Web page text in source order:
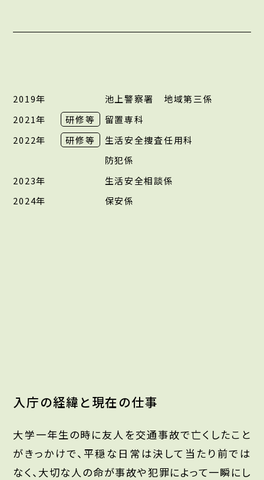
2019年
池上警察署 地域第三係
2021年
研修等
留置専科
2022年
研修等
生活安全捜査任用科
防犯係
2023年
生活安全相談係
2024年
保安係
入庁の経緯と現在の仕事
大学一年生の時に友人を交通事故で亡くしたこと
がきっかけで、平穏な日常は決して当たり前では
なく、大切な人の命が事故や犯罪によって一瞬にし